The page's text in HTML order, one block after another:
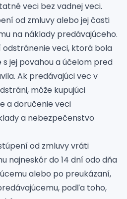
veci bez vadnej veci.
od zmluvy alebo jej časti
na náklady predávajúceho.
veci, ktorá bola
jej povahou a účelom pred
Ak predávajúci vec v
môže kupujúci
a doručenie veci
a nebezpečenstvo
od zmluvy vráti
najneskôr do 14 dní odo dňa
alebo po preukázaní,
podľa toho,